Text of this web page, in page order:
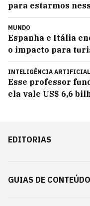
para estarmos
MUNDO
Espanha e Itália
o impacto para
INTELIGÊNCIA ARTIFICIAL
Esse professor
ela vale US$ 6,6
EDITORIAS
GUIAS DE CONTEÚDO